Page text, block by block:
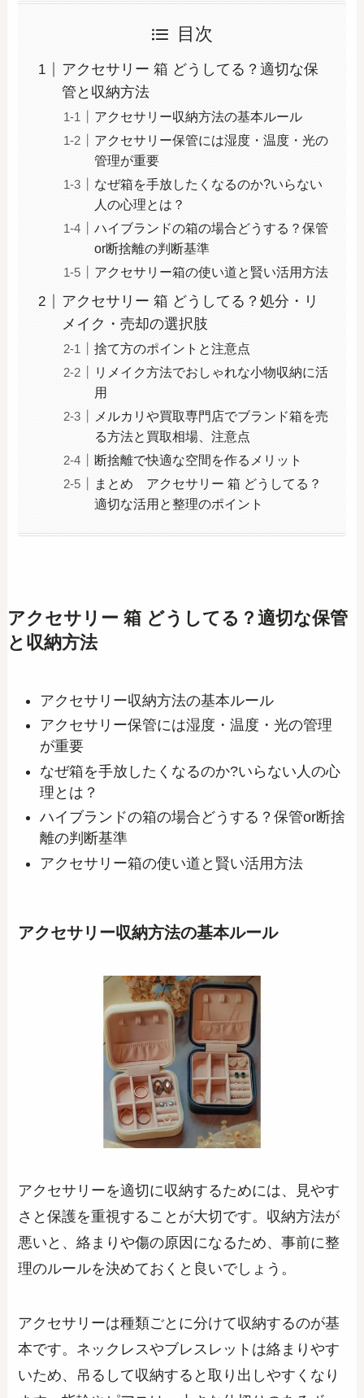
目次
アクセサリー 箱 どうしてる？適切な保
管と収納方法
アクセサリー収納方法の基本ルール
アクセサリー保管には湿度・温度・光の
管理が重要
なぜ箱を手放したくなるのか?いらない
人の心理とは？
ハイブランドの箱の場合どうする？保管
or断捨離の判断基準
アクセサリー箱の使い道と賢い活用方法
アクセサリー 箱 どうしてる？処分・リ
メイク・売却の選択肢
捨て方のポイントと注意点
リメイク方法でおしゃれな小物収納に活
用
メルカリや買取専門店でブランド箱を売
る方法と買取相場、注意点
断捨離で快適な空間を作るメリット
まとめ アクセサリー 箱 どうしてる？
適切な活用と整理のポイント
アクセサリー 箱 どうしてる？適切な保管
と収納方法
アクセサリー収納方法の基本ルール
アクセサリー保管には湿度・温度・光の管理
が重要
なぜ箱を手放したくなるのか?いらない人の心
理とは？
ハイブランドの箱の場合どうする？保管or断捨
離の判断基準
アクセサリー箱の使い道と賢い活用方法
アクセサリー収納方法の基本ルール
アクセサリーを適切に収納するためには、見やす
さと保護を重視することが大切です。収納方法が
悪いと、絡まりや傷の原因になるため、事前に整
理のルールを決めておくと良いでしょう。
アクセサリーは種類ごとに分けて収納するのが基
本です。ネックレスやブレスレットは絡まりやす
いため、吊るして収納すると取り出しやすくなり